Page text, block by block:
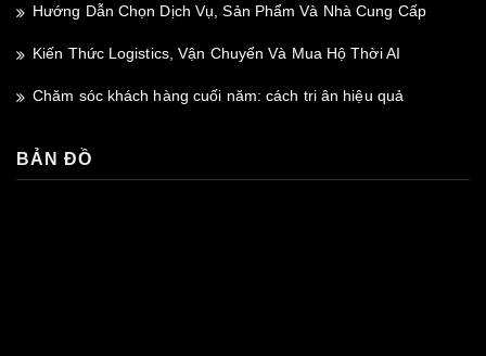
Hướng Dẫn Chọn Dịch Vụ, Sản Phẩm Và Nhà Cung Cấp
Kiến Thức Logistics, Vận Chuyển Và Mua Hộ Thời AI
Chăm sóc khách hàng cuối năm: cách tri ân hiệu quả
BẢN ĐỒ